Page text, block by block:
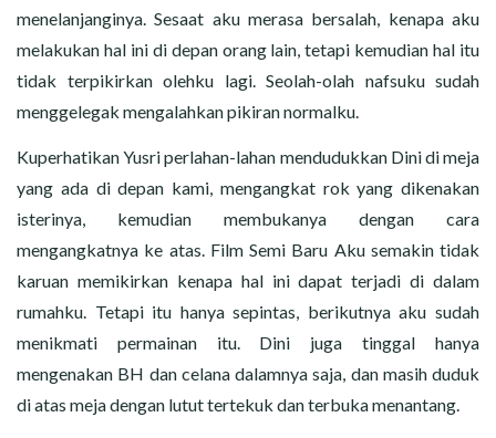
menelanjanginya. Sesaat aku merasa bersalah, kenapa aku
melakukan hal ini di depan orang lain, tetapi kemudian hal itu
tidak terpikirkan olehku lagi. Seolah-olah nafsuku sudah
menggelegak mengalahkan pikiran normalku.
Kuperhatikan Yusri perlahan-lahan mendudukkan Dini di meja
yang ada di depan kami, mengangkat rok yang dikenakan
isterinya, kemudian membukanya dengan cara
mengangkatnya ke atas. Film Semi Baru Aku semakin tidak
karuan memikirkan kenapa hal ini dapat terjadi di dalam
rumahku. Tetapi itu hanya sepintas, berikutnya aku sudah
menikmati permainan itu. Dini juga tinggal hanya
mengenakan BH dan celana dalamnya saja, dan masih duduk
di atas meja dengan lutut tertekuk dan terbuka menantang.